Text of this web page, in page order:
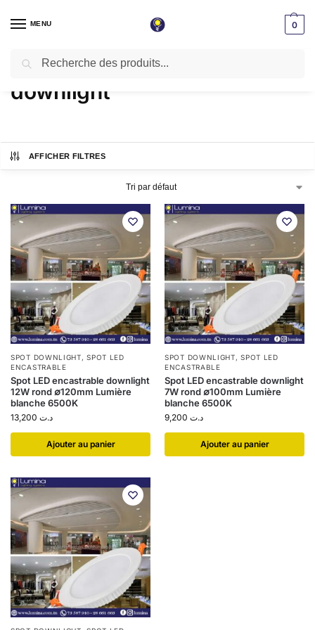
MENU 0
Accueil / Produits identifiés “downlight”
downlight
AFFICHER FILTRES
SPOT DOWNLIGHT,SPOT LED
ENCASTRABLE
Spot LED encastrable downlight
12W rond ∅120mm Lumière
blanche 6500K
د.ت
Ajouter au panier
SPOT DOWNLIGHT,SPOT LED
ENCASTRABLE
Spot LED encastrable downlight
7W rond ∅100mm Lumière
blanche 6500K
د.ت
Ajouter au panier